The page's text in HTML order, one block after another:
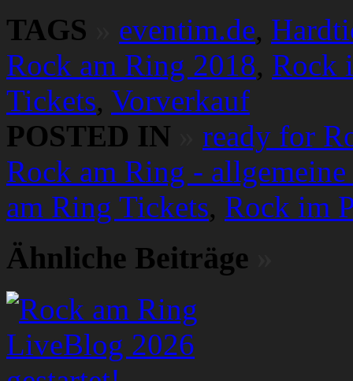
TAGS
eventim.de,
Rock am Ring 2018, Rock
Tickets, Vorverkauf
POSTED IN
ready for
Rock am Ring -
am Ring Tickets, Rock im
Ähnliche Beiträge